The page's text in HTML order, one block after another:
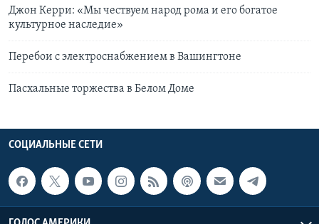
Джон Керри: «Мы чествуем народ рома и его богатое
культурное наследие»
Перебои с электроснабжением в Вашингтоне
Пасхальные торжества в Белом Доме
СОЦИАЛЬНЫЕ СЕТИ